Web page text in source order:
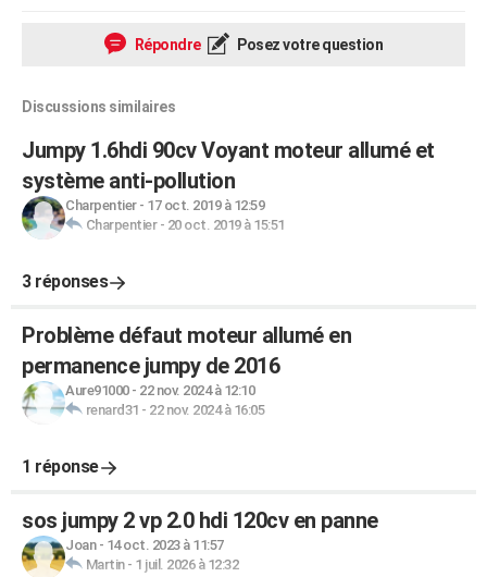
Répondre Posez votre question
Discussions similaires
Jumpy 1.6hdi 90cv Voyant moteur allumé et
système anti-pollution
Charpentier- 17 oct. 2019 à 12:59
Charpentier- 20 oct. 2019 à 15:51
3 réponses
Problème défaut moteur allumé en
permanence jumpy de 2016
Aure91000- 22 nov. 2024 à 12:10
renard31 - 22 nov. 2024 à 16:05
1 réponse
sos jumpy 2 vp 2.0 hdi 120cv en panne
Joan- 14 oct. 2023 à 11:57
Martin- 1 juil. 2026 à 12:32